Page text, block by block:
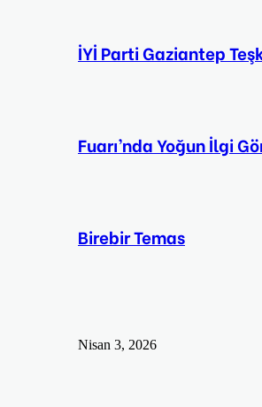
İYİ Parti Gaziantep
Fuarı’nda Yoğun İlgi
Birebir Temas
Nisan 3, 2026